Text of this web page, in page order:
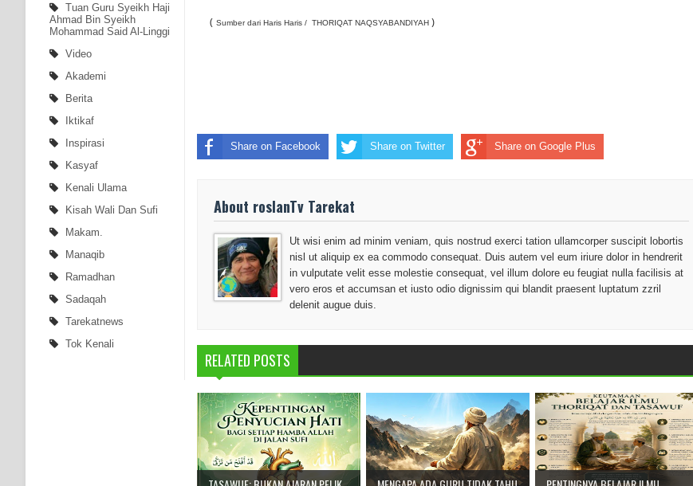
Tuan Guru Syeikh Haji
Ahmad Bin Syeikh
Mohammad Said Al-Linggi
Video
Akademi
Berita
Iktikaf
Inspirasi
Kasyaf
Kenali Ulama
Kisah Wali Dan Sufi
Makam.
Manaqib
Ramadhan
Sadaqah
Tarekatnews
Tok Kenali
( Sumber dari Haris Haris / THORIQAT NAQSYABANDIYAH )
Share on Facebook Share on Twitter Share on Google Plus
About roslanTv Tarekat
Ut wisi enim ad minim veniam, quis nostrud exerci tation ullamcorper suscipit lobortis
nisl ut aliquip ex ea commodo consequat. Duis autem vel eum iriure dolor in hendrerit
in vulputate velit esse molestie consequat, vel illum dolore eu feugiat nulla facilisis at
vero eros et accumsan et iusto odio dignissim qui blandit praesent luptatum zzril
delenit augue duis.
RELATED POSTS